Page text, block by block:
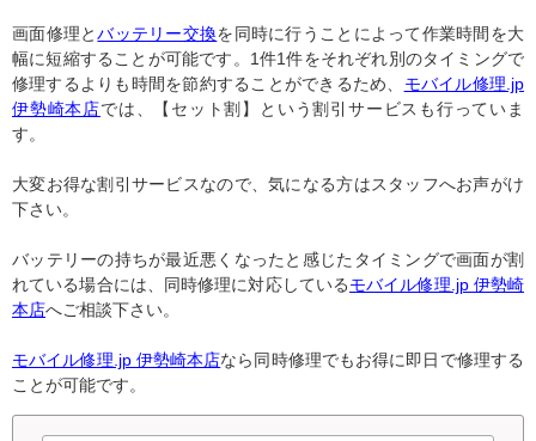
画面修理とバッテリー交換を同時に行うことによって作業時間を大
幅に短縮することが可能です。1件1件をそれぞれ別のタイミングで
修理するよりも時間を節約することができるため、
モバイル修理.jp
伊勢崎本店では、【セット割】という割引サービスも行っていま
す。
大変お得な割引サービスなので、気になる方はスタッフへお声がけ
下さい。
バッテリーの持ちが最近悪くなったと感じたタイミングで画面が割
れている場合には、同時修理に対応している モバイル修理.jp 伊勢崎
本店へご相談下さい。
モバイル修理.jp 伊勢崎本店なら同時修理でもお得に即日で修理する
ことが可能です。